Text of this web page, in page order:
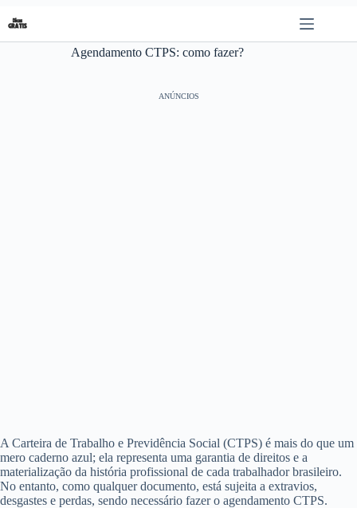
para
o
Agendamento CTPS: como fazer?
ANÚNCIOS
A Carteira de Trabalho e Previdência Social (CTPS) é mais do que um
mero caderno azul; ela representa uma garantia de direitos e a
materialização da história profissional de cada trabalhador brasileiro.
No entanto, como qualquer documento, está sujeita a extravios,
desgastes e perdas, sendo necessário fazer o agendamento CTPS.